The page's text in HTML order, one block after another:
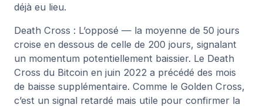
déjà eu lieu.
Death Cross : L’opposé — la moyenne de 50 jours
croise en dessous de celle de 200 jours, signalant
un momentum potentiellement baissier. Le Death
Cross du Bitcoin en juin 2022 a précédé des mois
de baisse supplémentaire. Comme le Golden Cross,
c’est un signal retardé mais utile pour confirmer la